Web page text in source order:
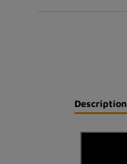
Description